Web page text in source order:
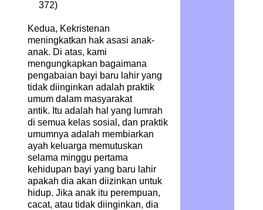
372)
Kedua, Kekristenan
meningkatkan hak asasi anak-
anak. Di atas, kami
mengungkapkan bagaimana
pengabaian bayi baru lahir yang
tidak diinginkan adalah praktik
umum dalam masyarakat
antik. Itu adalah hal yang lumrah
di semua kelas sosial, dan praktik
umumnya adalah membiarkan
ayah keluarga memutuskan
selama minggu pertama
kehidupan bayi yang baru lahir
apakah dia akan diizinkan untuk
hidup. Jika anak itu perempuan,
cacat, atau tidak diinginkan, dia